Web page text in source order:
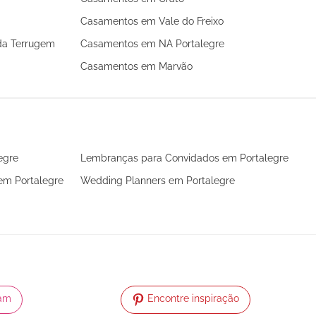
Casamentos em Vale do Freixo
Terrugem
Casamentos em NA Portalegre
Casamentos em Marvão
Lembranças para Convidados em Portalegre
Portalegre
Wedding Planners em Portalegre
Encontre inspiração